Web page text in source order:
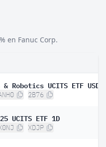
en Fanuc Corp.
2B76
UCITS ETF 1D
XDJP